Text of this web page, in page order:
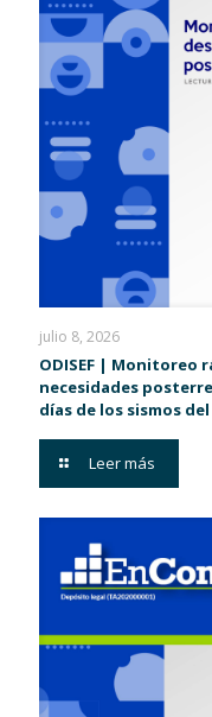
julio 8, 2026
ODISEF | Monitoreo
necesidades
días de los sismos
Leer más